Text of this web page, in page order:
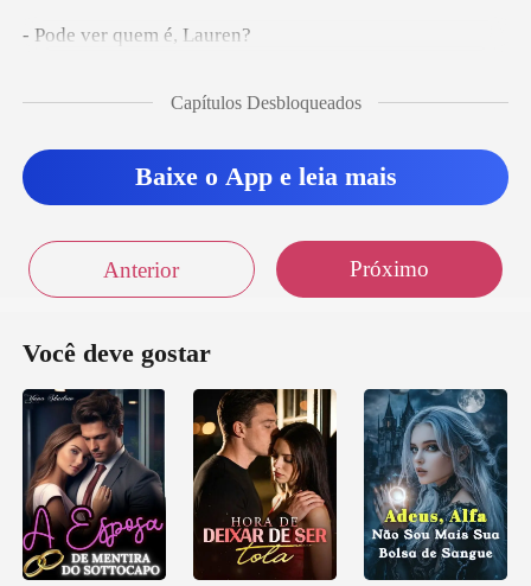
r quem é,
Capítulos Desbloqueados
Baixe o App e leia mais
Anterior Próximo
Você deve gostar